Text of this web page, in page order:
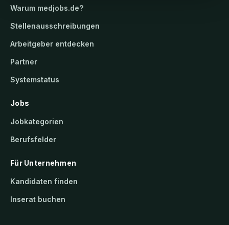
Warum medjobs.de?
Stellenausschreibungen
Arbeitgeber entdecken
Partner
Systemstatus
Jobs
Jobkategorien
Berufsfelder
Für Unternehmen
Kandidaten finden
Inserat buchen